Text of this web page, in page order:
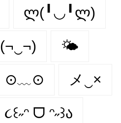
ლ(╹◡╹ლ)
(¬‿¬) 🌤️
⊙﹏⊙ メ‿×
૮꒰˶ᵔ ᗜ ᵔ˶꒱ა